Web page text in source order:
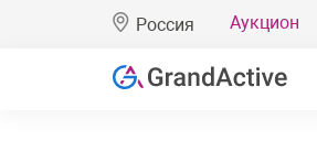
Россия Аукцион